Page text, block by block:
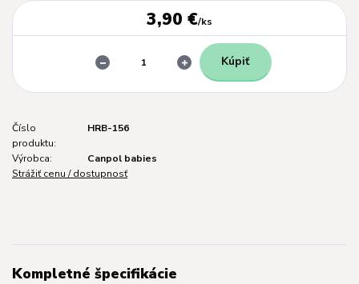
3,90 €/ks
Kúpiť
Číslo
produktu:
HRB-156
Výrobca:
Canpol babies
Strážiť cenu / dostupnosť
Kompletné špecifikácie